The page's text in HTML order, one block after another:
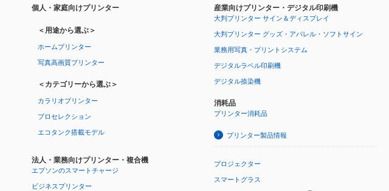
個人・家庭向けプリンター
＜用途から選ぶ＞
ホームプリンター
写真高画質プリンター
＜カテゴリーから選ぶ＞
カラリオプリンター
プロセレクション
エコタンク搭載モデル
法人・業務向けプリンター・複合機
エプソンのスマートチャージ
ビジネスプリンター
産業向けプリンター・デジタル印刷機
大判プリンター サイン＆ディスプレイ
大判プリンター グッズ・アパレル・ソフトサイン
業務用写真・プリントシステム
デジタルラベル印刷機
デジタル捺染機
消耗品
プリンター消耗品
プリンター製品情報
プロジェクター
スマートグラス